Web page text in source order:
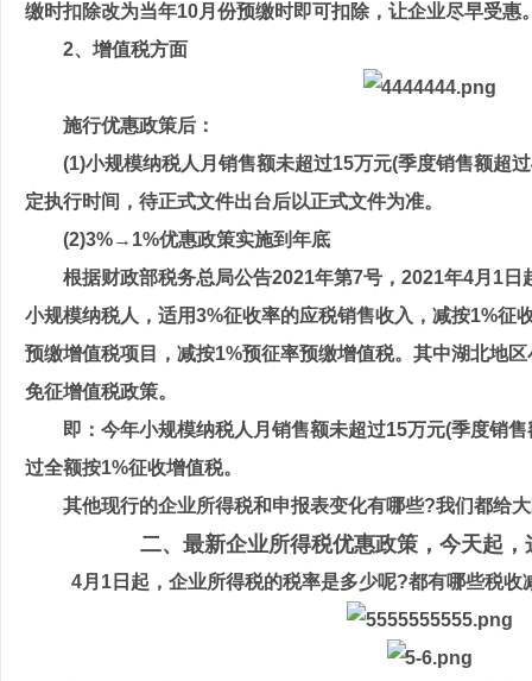
缴时扣除改为当年10月份预缴时即可扣除，让企业尽早受惠
2、增值税方面
施行优惠政策后：
(1)小规模纳税人月销售额未超过15万元(季度销售额超过
定执行时间，待正式文件出台后以正式文件为准。
(2)3%→1%优惠政策实施到年底
根据财政部税务总局公告2021年第7号，2021年4月1日
小规模纳税人，适用3%征收率的应税销售收入，减按1%征
预缴增值税项目，减按1%预征率预缴增值税。其中湖北地
免征增值税政策。
即：今年小规模纳税人月销售额未超过15万元(季度销售
过全额按1%征收增值税。
其他现行的企业所得税和申报表变化有哪些?我们都给大
二、最新企业所得税优惠政策，今天起，
4月1日起，企业所得税的税率是多少呢?都有哪些税收